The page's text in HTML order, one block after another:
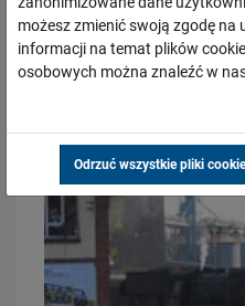
zabytkowych pojazdów, w
lokomotyw parowych.....
Dzięki KPO kolej zmieniła
PRZECZYTAJ
31.07.2026
Dobre zmiany dla mieszkańców
możesz zmienić swoją zgodę na
informacji na temat plików
osobowych można znaleźć w
Odrzuć wszystkie pliki cookie